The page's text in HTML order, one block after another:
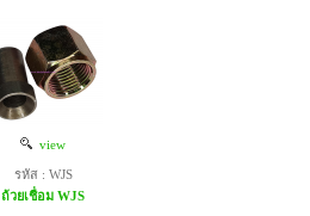
view
รหัส : WJS
ถ้วยเชื่อม WJS